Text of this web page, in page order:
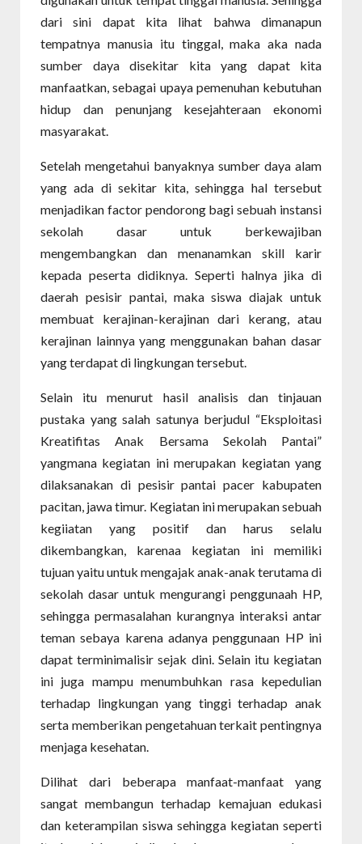
dari sini dapat kita lihat bahwa dimanapun
tempatnya manusia itu tinggal, maka aka nada
sumber daya disekitar kita yang dapat kita
manfaatkan, sebagai upaya pemenuhan kebutuhan
hidup dan penunjang kesejahteraan ekonomi
masyarakat.
Setelah mengetahui banyaknya sumber daya alam
yang ada di sekitar kita, sehingga hal tersebut
menjadikan factor pendorong bagi sebuah instansi
sekolah dasar untuk berkewajiban
mengembangkan dan menanamkan skill karir
kepada peserta didiknya. Seperti halnya jika di
daerah pesisir pantai, maka siswa diajak untuk
membuat kerajinan-kerajinan dari kerang, atau
kerajinan lainnya yang menggunakan bahan dasar
yang terdapat di lingkungan tersebut.
Selain itu menurut hasil analisis dan tinjauan
pustaka yang salah satunya berjudul “Eksploitasi
Kreatifitas Anak Bersama Sekolah Pantai”
yangmana kegiatan ini merupakan kegiatan yang
dilaksanakan di pesisir pantai pacer kabupaten
pacitan, jawa timur. Kegiatan ini merupakan sebuah
kegiiatan yang positif dan harus selalu
dikembangkan, karenaa kegiatan ini memiliki
tujuan yaitu untuk mengajak anak-anak terutama di
sekolah dasar untuk mengurangi penggunaah HP,
sehingga permasalahan kurangnya interaksi antar
teman sebaya karena adanya penggunaan HP ini
dapat terminimalisir sejak dini. Selain itu kegiatan
ini juga mampu menumbuhkan rasa kepedulian
terhadap lingkungan yang tinggi terhadap anak
serta memberikan pengetahuan terkait pentingnya
menjaga kesehatan.
Dilihat dari beberapa manfaat-manfaat yang
sangat membangun terhadap kemajuan edukasi
dan keterampilan siswa sehingga kegiatan seperti